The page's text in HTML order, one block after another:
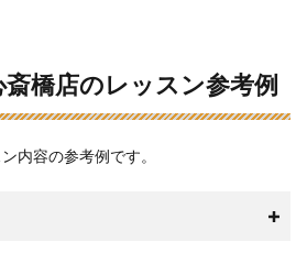
橋店のレッスン参考例
内容の参考例です。